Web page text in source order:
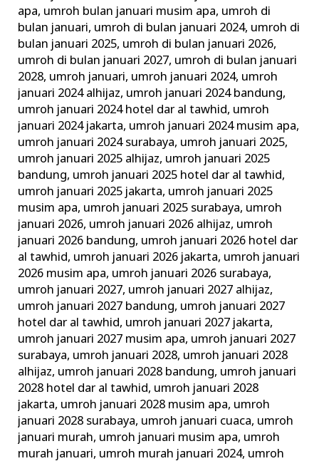
apa, umroh bulan januari musim apa, umroh di
bulan januari, umroh di bulan januari 2024, umroh di
bulan januari 2025, umroh di bulan januari 2026,
umroh di bulan januari 2027, umroh di bulan januari
2028, umroh januari, umroh januari 2024, umroh
januari 2024 alhijaz, umroh januari 2024 bandung,
umroh januari 2024 hotel dar al tawhid, umroh
januari 2024 jakarta, umroh januari 2024 musim apa,
umroh januari 2024 surabaya, umroh januari 2025,
umroh januari 2025 alhijaz, umroh januari 2025
bandung, umroh januari 2025 hotel dar al tawhid,
umroh januari 2025 jakarta, umroh januari 2025
musim apa, umroh januari 2025 surabaya, umroh
januari 2026, umroh januari 2026 alhijaz, umroh
januari 2026 bandung, umroh januari 2026 hotel dar
al tawhid, umroh januari 2026 jakarta, umroh januari
2026 musim apa, umroh januari 2026 surabaya,
umroh januari 2027, umroh januari 2027 alhijaz,
umroh januari 2027 bandung, umroh januari 2027
hotel dar al tawhid, umroh januari 2027 jakarta,
umroh januari 2027 musim apa, umroh januari 2027
surabaya, umroh januari 2028, umroh januari 2028
alhijaz, umroh januari 2028 bandung, umroh januari
2028 hotel dar al tawhid, umroh januari 2028
jakarta, umroh januari 2028 musim apa, umroh
januari 2028 surabaya, umroh januari cuaca, umroh
januari murah, umroh januari musim apa, umroh
murah januari, umroh murah januari 2024, umroh